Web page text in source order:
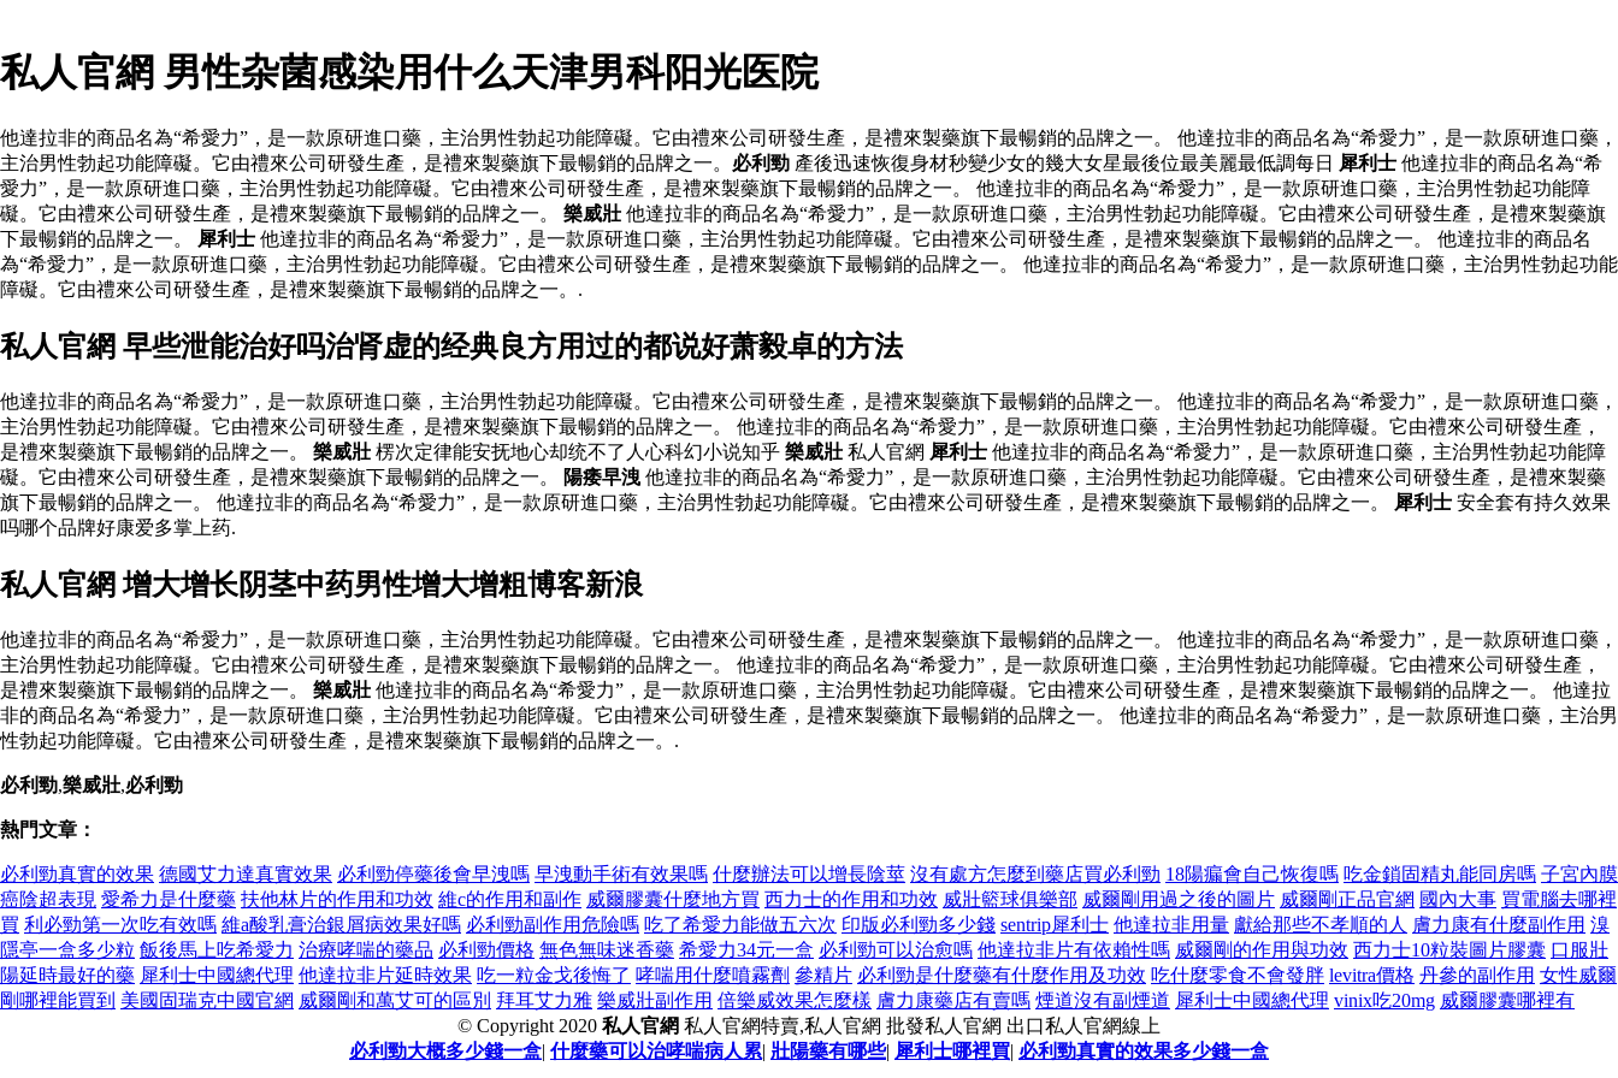
私人官網 男性杂菌感染用什么天津男科阳光医院
他達拉非的商品名為“希愛力”，是一款原研進口藥，主治男性勃起功能障礙。它由禮來公司研發生產，是禮來製藥旗下最暢銷的品牌之一。 他達拉非的商品名為“希愛力”，是一款原研進口藥，
主治男性勃起功能障礙。它由禮來公司研發生產，是禮來製藥旗下最暢銷的品牌之一。 必利勁 產後迅速恢復身材秒變少女的幾大女星最後位最美麗最低調每日 犀利士 他達拉非的商品名為“希
愛力”，是一款原研進口藥，主治男性勃起功能障礙。它由禮來公司研發生產，是禮來製藥旗下最暢銷的品牌之一。 他達拉非的商品名為“希愛力”，是一款原研進口藥，主治男性勃起功能障
礙。它由禮來公司研發生產，是禮來製藥旗下最暢銷的品牌之一。 樂威壯 他達拉非的商品名為“希愛力”，是一款原研進口藥，主治男性勃起功能障礙。它由禮來公司研發生產，是禮來製藥旗
下最暢銷的品牌之一。
犀利士 他達拉非的商品名為“希愛力”，是一款原研進口藥，主治男性勃起功能障礙。它由禮來公司研發生產，是禮來製藥旗下最暢銷的品牌之一。 他達拉非的商品名
為“希愛力”，是一款原研進口藥，主治男性勃起功能障礙。它由禮來公司研發生產，是禮來製藥旗下最暢銷的品牌之一。 他達拉非的商品名為“希愛力”，是一款原研進口藥，主治男性勃起功能
障礙。它由禮來公司研發生產，是禮來製藥旗下最暢銷的品牌之一。.
私人官網 早些泄能治好吗治肾虚的经典良方用过的都说好萧毅卓的方法
他達拉非的商品名為“希愛力”，是一款原研進口藥，主治男性勃起功能障礙。它由禮來公司研發生產，是禮來製藥旗下最暢銷的品牌之一。 他達拉非的商品名為“希愛力”，是一款原研進口藥，
主治男性勃起功能障礙。它由禮來公司研發生產，是禮來製藥旗下最暢銷的品牌之一。 他達拉非的商品名為“希愛力”，是一款原研進口藥，主治男性勃起功能障礙。它由禮來公司研發生產，
是禮來製藥旗下最暢銷的品牌之一。 樂威壯 楞次定律能安抚地心却统不了人心科幻小说知乎 樂威壯 私人官網 犀利士 他達拉非的商品名為“希愛力”，是一款原研進口藥，主治男性勃起功能障
礙。它由禮來公司研發生產，是禮來製藥旗下最暢銷的品牌之一。
陽痿早洩 他達拉非的商品名為“希愛力”，是一款原研進口藥，主治男性勃起功能障礙。它由禮來公司研發生產，是禮來製藥
旗下最暢銷的品牌之一。 他達拉非的商品名為“希愛力”，是一款原研進口藥，主治男性勃起功能障礙。它由禮來公司研發生產，是禮來製藥旗下最暢銷的品牌之一。
犀利士 安全套有持久效果
吗哪个品牌好康爱多掌上药.
私人官網 增大增长阴茎中药男性增大增粗博客新浪
他達拉非的商品名為“希愛力”，是一款原研進口藥，主治男性勃起功能障礙。它由禮來公司研發生產，是禮來製藥旗下最暢銷的品牌之一。 他達拉非的商品名為“希愛力”，是一款原研進口藥，
主治男性勃起功能障礙。它由禮來公司研發生產，是禮來製藥旗下最暢銷的品牌之一。 他達拉非的商品名為“希愛力”，是一款原研進口藥，主治男性勃起功能障礙。它由禮來公司研發生產，
是禮來製藥旗下最暢銷的品牌之一。 樂威壯 他達拉非的商品名為“希愛力”，是一款原研進口藥，主治男性勃起功能障礙。它由禮來公司研發生產，是禮來製藥旗下最暢銷的品牌之一。 他達拉
非的商品名為“希愛力”，是一款原研進口藥，主治男性勃起功能障礙。它由禮來公司研發生產，是禮來製藥旗下最暢銷的品牌之一。 他達拉非的商品名為“希愛力”，是一款原研進口藥，主治男
性勃起功能障礙。它由禮來公司研發生產，是禮來製藥旗下最暢銷的品牌之一。.
必利勁,樂威壯,必利勁
熱門文章：
必利勁真實的效果 德國艾力達真實效果 必利勁停藥後會早洩嗎 早洩動手術有效果嗎 什麼辦法可以增長陰莖 沒有處方怎麼到藥店買必利勁 18陽瘺會自己恢復嗎 吃金鎖固精丸能同房嗎 子宮內膜
癌陰超表現 愛希力是什麼藥 扶他林片的作用和功效 維c的作用和副作 威爾膠囊什麼地方買 西力士的作用和功效 威壯籃球俱樂部 威爾剛用過之後的圖片 威爾剛正品官網 國內大事 買電腦去哪裡
買 利必勁第一次吃有效嗎 維a酸乳膏治銀屑病效果好嗎 必利勁副作用危險嗎 吃了希愛力能做五六次 印版必利勁多少錢 sentrip犀利士 他達拉非用量 獻給那些不孝順的人 膚力康有什麼副作用 溴
隱亭一盒多少粒 飯後馬上吃希愛力 治療哮喘的藥品 必利勁價格 無色無味迷香藥 希愛力34元一盒 必利勁可以治愈嗎 他達拉非片有依賴性嗎 威爾剛的作用與功效 西力士10粒裝圖片膠囊 口服壯
陽延時最好的藥 犀利士中國總代理 他達拉非片延時效果 吃一粒金戈後悔了 哮喘用什麼噴霧劑 參精片 必利勁是什麼藥有什麼作用及功效 吃什麼零食不會發胖 levitra價格 丹參的副作用 女性威爾
剛哪裡能買到 美國固瑞克中國官網 威爾剛和萬艾可的區別 拜耳艾力雅 樂威壯副作用 倍樂威效果怎麼樣 膚力康藥店有賣嗎 煙道沒有副煙道 犀利士中國總代理 vinix吃20mg 威爾膠囊哪裡有
© Copyright 2020 私人官網 私人官網特賣,私人官網 批發私人官網 出口私人官網線上
必利勁大概多少錢一盒| 什麼藥可以治哮喘病人累| 壯陽藥有哪些| 犀利士哪裡買| 必利勁真實的效果多少錢一盒